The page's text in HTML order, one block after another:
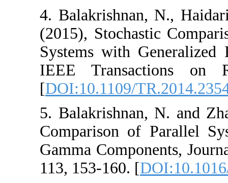
4. ‎Balakrishnan‎,
‎(2015)‎,
Systems with
IEEE
[DOI:10.1109/
5. ‎Balakrishnan‎,
Comparison of
Gamma
‎113‎, ‎153-160‎. [